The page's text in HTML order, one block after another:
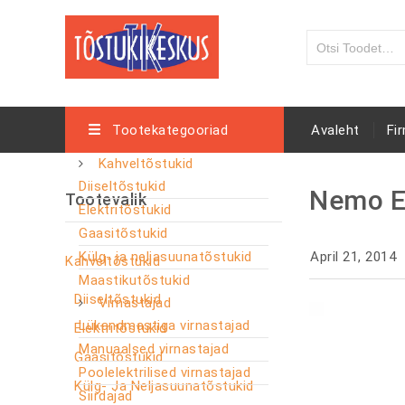
Tootekategooriad
Kahveltõstukid
Diiseltõstukid
Elektritõstukid
Gaasitõstukid
Külg- ja neljasuunatõstukid
Maastikutõstukid
Virnastajad
Lükandmastiga virnastajad
Manuaalsed virnastajad
Poolelektrilised virnastajad
Siirdajad
Avaleht
Nemo
April 21, 2014
Tootevalik
Kahveltõstukid
Diiseltõstukid
Elektritõstukid
Gaasitõstukid
Külg- Ja Neljasuunatõstukid